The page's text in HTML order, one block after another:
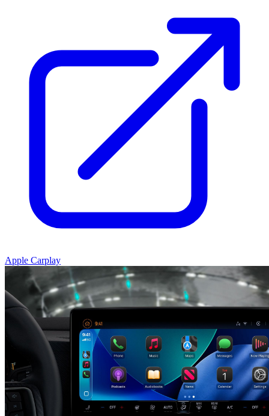
Apple Carplay